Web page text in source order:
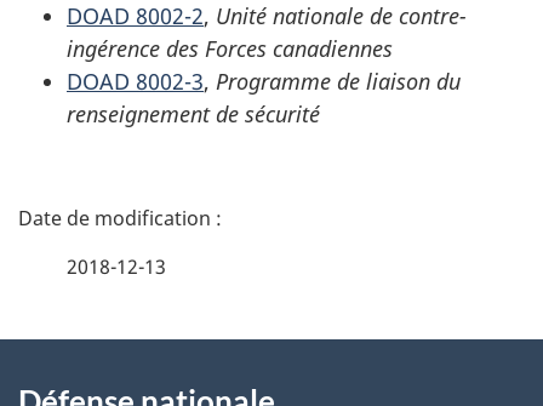
DOAD 8002-2, Unité nationale de contre-
ingérence des Forces canadiennes
DOAD 8002-3, Programme de liaison du
renseignement de sécurité
D
2018-12-13